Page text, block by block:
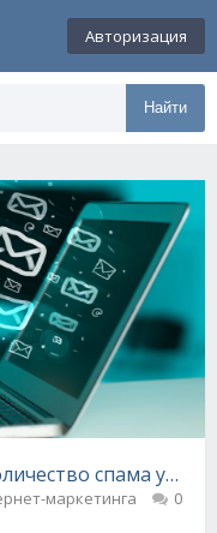
Авторизация
Найти
спама
маркетинга 0